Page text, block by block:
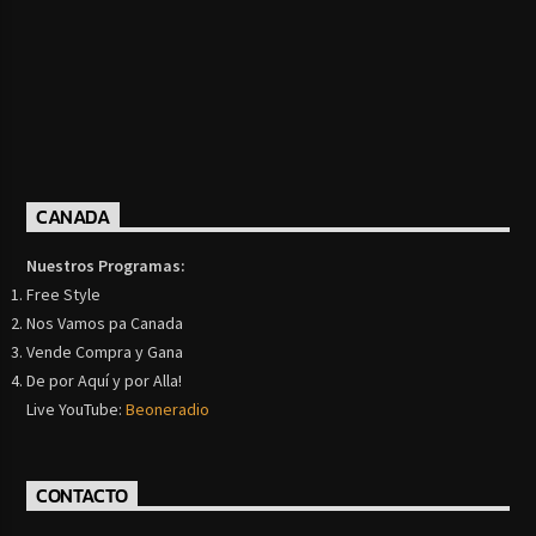
CANADA
Nuestros Programas:
Free Style
Nos Vamos pa Canada
Vende Compra y Gana
De por Aquí y por Alla!
Live YouTube:Beoneradio
CONTACTO